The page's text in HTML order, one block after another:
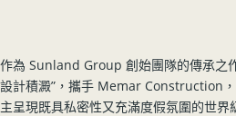
作為 Sunland Group 創始團隊的傳承之
設計積澱”，攜手 Memar Construction
主呈現既具私密性又充滿度假氛圍的世界